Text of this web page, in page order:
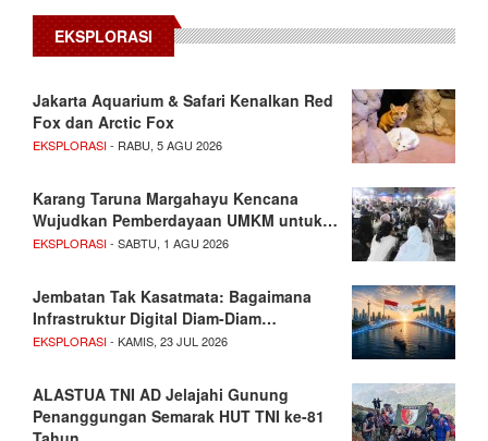
EKSPLORASI
Jakarta Aquarium & Safari Kenalkan Red
Fox dan Arctic Fox
EKSPLORASI- RABU, 5 AGU 2026
Karang Taruna Margahayu Kencana
Wujudkan Pemberdayaan UMKM untuk…
EKSPLORASI- SABTU, 1 AGU 2026
Jembatan Tak Kasatmata: Bagaimana
Infrastruktur Digital Diam-Diam…
EKSPLORASI- KAMIS, 23 JUL 2026
ALASTUA TNI AD Jelajahi Gunung
Penanggungan Semarak HUT TNI ke-81